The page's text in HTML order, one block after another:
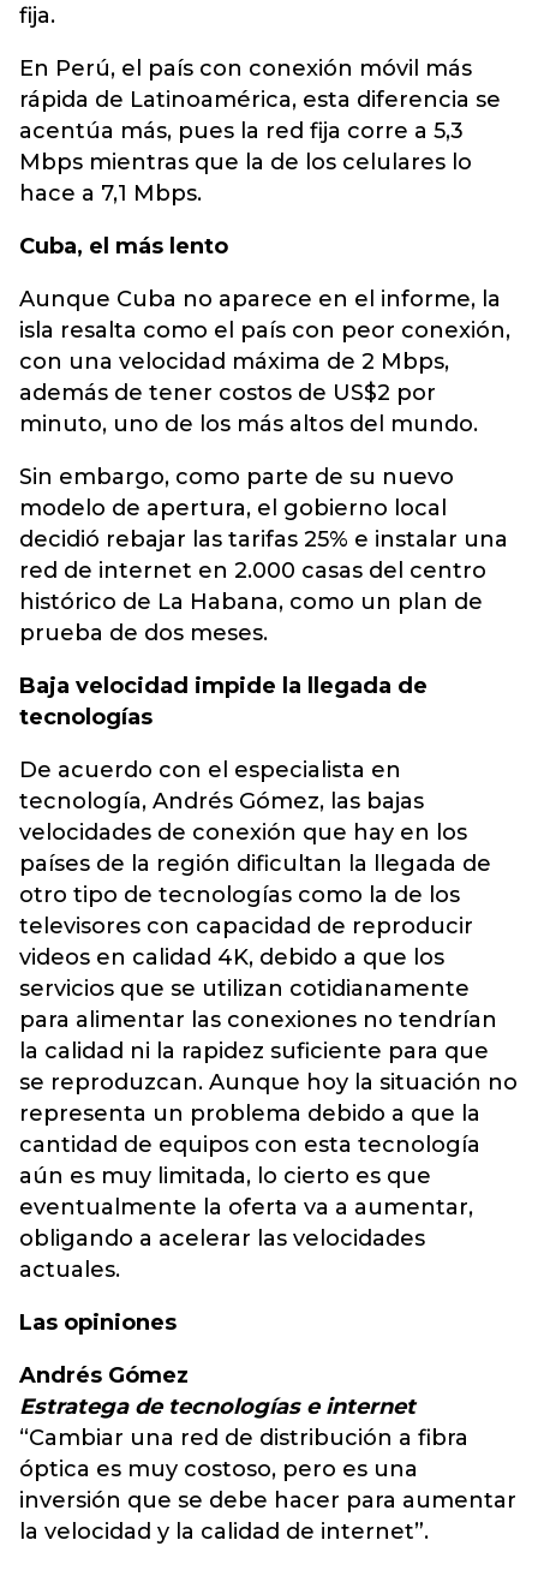
fija.
En Perú, el país con conexión móvil más
rápida de Latinoamérica, esta diferencia se
acentúa más, pues la red fija corre a 5,3
Mbps mientras que la de los celulares lo
hace a 7,1 Mbps.
Cuba, el más lento
Aunque Cuba no aparece en el informe, la
isla resalta como el país con peor conexión,
con una velocidad máxima de 2 Mbps,
además de tener costos de US$2 por
minuto, uno de los más altos del mundo.
Sin embargo, como parte de su nuevo
modelo de apertura, el gobierno local
decidió rebajar las tarifas 25% e instalar una
red de internet en 2.000 casas del centro
histórico de La Habana, como un plan de
prueba de dos meses.
Baja velocidad impide la llegada de
tecnologías
De acuerdo con el especialista en
tecnología, Andrés Gómez, las bajas
velocidades de conexión que hay en los
países de la región dificultan la llegada de
otro tipo de tecnologías como la de los
televisores con capacidad de reproducir
videos en calidad 4K, debido a que los
servicios que se utilizan cotidianamente
para alimentar las conexiones no tendrían
la calidad ni la rapidez suficiente para que
se reproduzcan. Aunque hoy la situación no
representa un problema debido a que la
cantidad de equipos con esta tecnología
aún es muy limitada, lo cierto es que
eventualmente la oferta va a aumentar,
obligando a acelerar las velocidades
actuales.
Las opiniones
Andrés Gómez
Estratega de tecnologías e internet
“Cambiar una red de distribución a fibra
óptica es muy costoso, pero es una
inversión que se debe hacer para aumentar
la velocidad y la calidad de internet”.